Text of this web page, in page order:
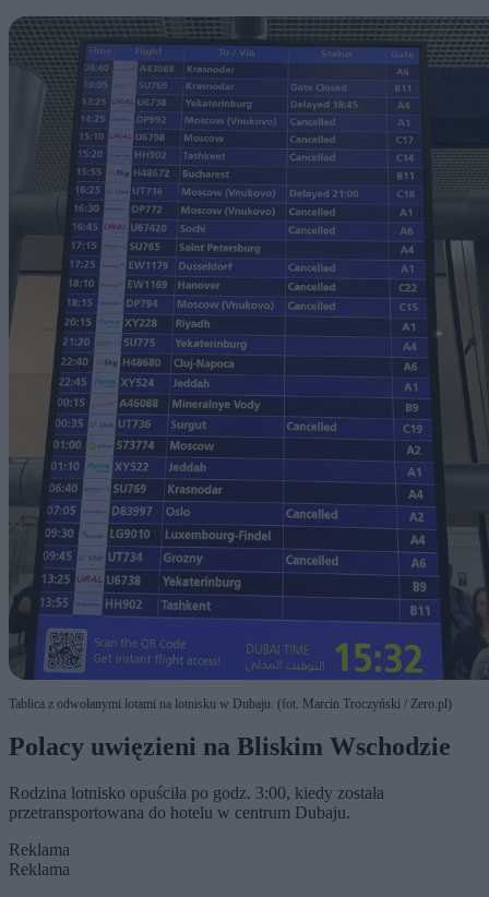
Tablica z odwołanymi lotami na lotnisku w Dubaju. (fot. Marcin Troczyński / Zero.pl)
Polacy uwięzieni na Bliskim Wschodzie
Rodzina lotnisko opuściła po godz. 3:00, kiedy została
przetransportowana do hotelu w centrum Dubaju.
Reklama
Reklama